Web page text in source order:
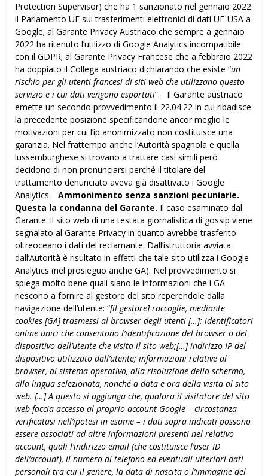
Protection Supervisor) che ha 1 sanzionato nel gennaio 2022
il Parlamento UE sui trasferimenti elettronici di dati UE-USA a
Google; al Garante Privacy Austriaco che sempre a gennaio
2022 ha ritenuto l’utilizzo di Google Analytics incompatibile
con il GDPR; al Garante Privacy Francese che a febbraio 2022
ha doppiato il Collega austriaco dichiarando che esiste “un
rischio per gli utenti francesi di siti web che utilizzano questo
servizio e i cui dati vengono esportati”. Il Garante austriaco
emette un secondo provvedimento il 22.04.22 in cui ribadisce
la precedente posizione specificandone ancor meglio le
motivazioni per cui l’ip anonimizzato non costituisce una
garanzia. Nel frattempo anche l’Autorità spagnola e quella
lussemburghese si trovano a trattare casi simili però
decidono di non pronunciarsi perché il titolare del
trattamento denunciato aveva già disattivato i Google
Analytics. Ammonimento senza sanzioni pecuniarie.
Questa la condanna del Garante. Il caso esaminato dal
Garante: il sito web di una testata giornalistica di gossip viene
segnalato al Garante Privacy in quanto avrebbe trasferito
oltreoceano i dati del reclamante. Dall’istruttoria avviata
dall’Autorità è risultato in effetti che tale sito utilizza i Google
Analytics (nel prosieguo anche GA). Nel provvedimento si
spiega molto bene quali siano le informazioni che i GA
riescono a fornire al gestore del sito reperendole dalla
navigazione dell’utente: “[il gestore] raccoglie, mediante
cookies [GA] trasmessi al browser degli utenti […]: identificatori
online unici che consentono l’identificazione del browser o del
dispositivo dell’utente che visita il sito web;[…] indirizzo IP del
dispositivo utilizzato dall’utente; informazioni relative al
browser, al sistema operativo, alla risoluzione dello schermo,
alla lingua selezionata, nonché a data e ora della visita al sito
web. […] A questo si aggiunga che, qualora il visitatore del sito
web faccia accesso al proprio account Google – circostanza
verificatasi nell’ipotesi in esame – i dati sopra indicati possono
essere associati ad altre informazioni presenti nel relativo
account, quali l’indirizzo email (che costituisce l’user ID
dell’account), il numero di telefono ed eventuali ulteriori dati
personali tra cui il genere, la data di nascita o l’immagine del